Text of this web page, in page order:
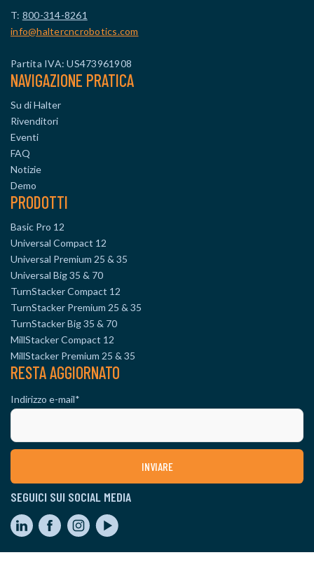
T: 800-314-8261
info@haltercncrobotics.com
Partita IVA: US473961908
NAVIGAZIONE PRATICA
Su di Halter
Rivenditori
Eventi
FAQ
Notizie
Demo
PRODOTTI
Basic Pro 12
Universal Compact 12
Universal Premium 25 & 35
Universal Big 35 & 70
TurnStacker Compact 12
TurnStacker Premium 25 & 35
TurnStacker Big 35 & 70
MillStacker Compact 12
MillStacker Premium 25 & 35
RESTA AGGIORNATO
Indirizzo e-mail*
SEGUICI SUI SOCIAL MEDIA